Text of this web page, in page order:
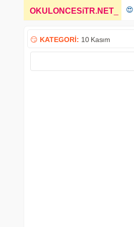
OKULONCESiTR.NET 😍
😏 KATEGORİ: 10 Kasım